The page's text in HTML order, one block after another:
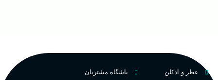
عطر و ادکلن باشگاه مشتریان